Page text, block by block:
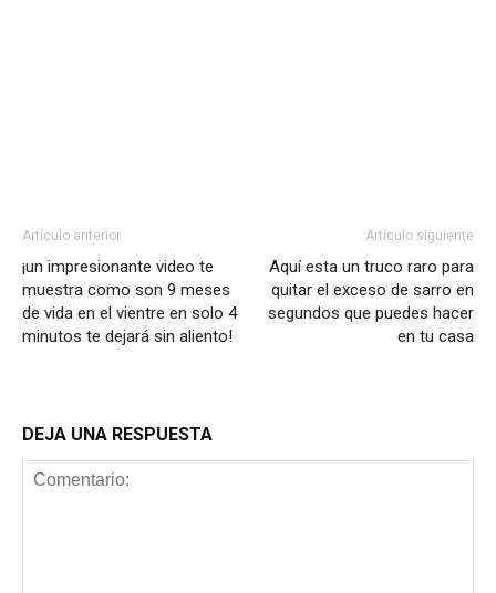
Artículo anterior
¡un impresionante video te
muestra como son 9 meses
de vida en el vientre en solo 4
minutos te dejará sin aliento!
Artículo siguiente
Aquí esta un truco raro para
quitar el exceso de sarro en
segundos que puedes hacer
en tu casa
DEJA UNA RESPUESTA